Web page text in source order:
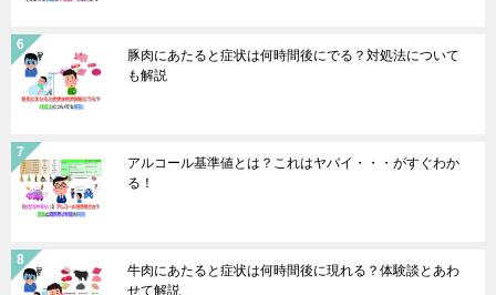
豚肉にあたると症状は何時間後にでる？対処法について
も解説
アルコール基準値とは？これはヤバイ・・・がすぐわか
る！
牛肉にあたると症状は何時間後に現れる？体験談とあわ
せて解説